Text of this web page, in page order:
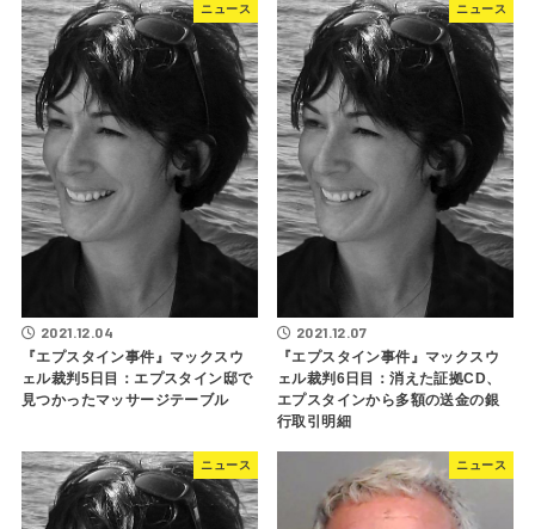
ニュース
2021.12.04
『エプスタイン事件』マックスウ
ェル裁判5日目：エプスタイン邸で
見つかったマッサージテーブル
ニュース
2021.12.07
『エプスタイン事件』マックスウ
ェル裁判6日目：消えた証拠CD、
エプスタインから多額の送金の銀
行取引明細
ニュース ニュース